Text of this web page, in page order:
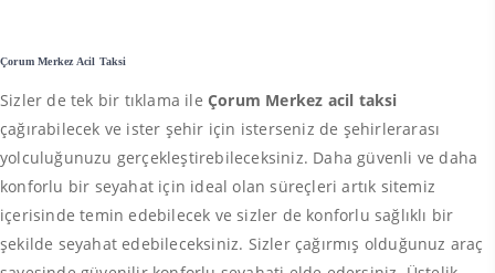
Çorum Merkez Acil Taksi
Sizler de tek bir tıklama ile Çorum Merkez acil taksi
çağırabilecek ve ister şehir için isterseniz de şehirlerarası
yolculuğunuzu gerçekleştirebileceksiniz. Daha güvenli ve daha
konforlu bir seyahat için ideal olan süreçleri artık sitemiz
içerisinde temin edebilecek ve sizler de konforlu sağlıklı bir
şekilde seyahat edebileceksiniz. Sizler çağırmış olduğunuz araç